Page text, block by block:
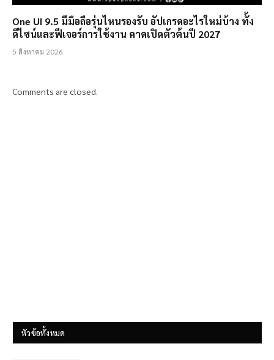
One UI 9.5 มีมือถือรุ่นไหนรองรับ อัปเกรดอะไรใหม่บ้าง ทั้ง
ดีไซน์และฟีเจอร์การใช้งาน คาดเปิดตัวต้นปี 2027
5 สิงหาคม 2026
Comments are closed.
หัวข้อทั้งหมด